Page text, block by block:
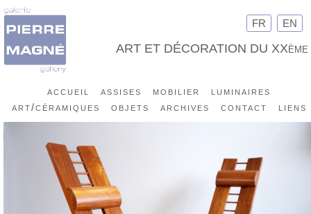
FR EN
ART ET DÉCORATION DU XXème
accueil assises mobilier
luminaires
art/céramiques
objets archives contact liens